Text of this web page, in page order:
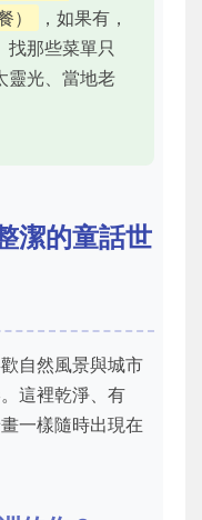
）
，如果有，
找那些菜單只
靈光、當地老
潔的童話世
自然風景與城市
這裡乾淨、有
一樣隨時出現在